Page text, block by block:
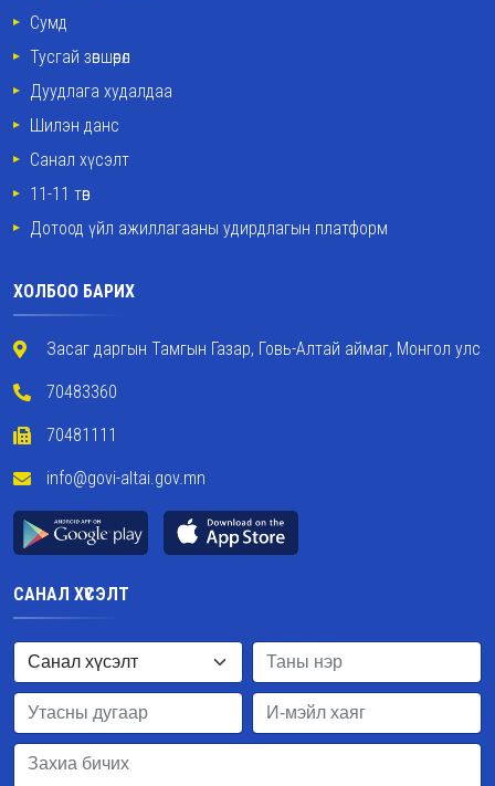
Сумд
Тусгай зөвшөөрөл
Дуудлага худалдаа
Шилэн данс
Санал хүсэлт
11-11 төв
Дотоод үйл ажиллагааны удирдлагын платформ
ХОЛБОО БАРИХ
Засаг даргын Тамгын Газар, Говь-Алтай аймаг, Монгол улс
70483360
70481111
info@govi-altai.gov.mn
САНАЛ ХҮСЭЛТ